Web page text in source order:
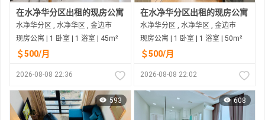
在水净华分区出租的现房公寓
水净华分区 , 水净华区 , 金边市
现房公寓 | 1 卧室 | 1 浴室 | 45m²
＄500/月
2026-08-08 22:36
在水净华分区出租的现房公寓
水净华分区 , 水净华区 , 金边市
现房公寓 | 1 卧室 | 1 浴室 | 50m²
＄500/月
2026-08-08 22:02
593 608